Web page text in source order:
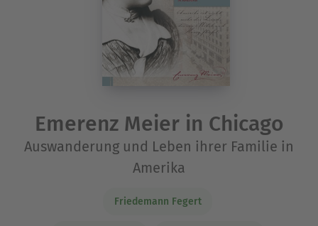
Emerenz Meier in Chicago
Auswanderung und Leben ihrer Familie in
Amerika
Friedemann Fegert